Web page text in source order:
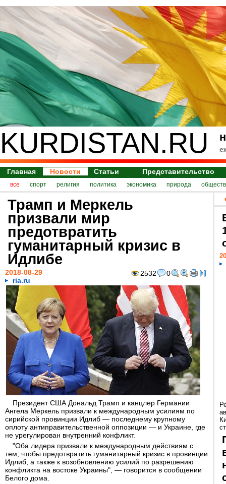
KURDISTAN.RU
Главная Новости Статьи Представительство
все спорт религия политика экономика природа
Трамп и Меркель
призвали мир
предотвратить
гуманитарный кризис в
Идлибе
2532 0
2018-08-29
ria.ru
Президент США Дональд Трамп и канцлер Германии
Ангела Меркель призвали к международным усилиям по
сирийской провинции Идлиб — последнему крупному
оплоту антиправительственной оппозиции — и Украине, где
не урегулирован внутренний конфликт.
"Оба лидера призвали к международным действиям с
тем, чтобы предотвратить гуманитарный кризис в провинции
Идлиб, а также к возобновлению усилий по разрешению
конфликта на востоке Украины", — говорится в сообщении
Белого дома.